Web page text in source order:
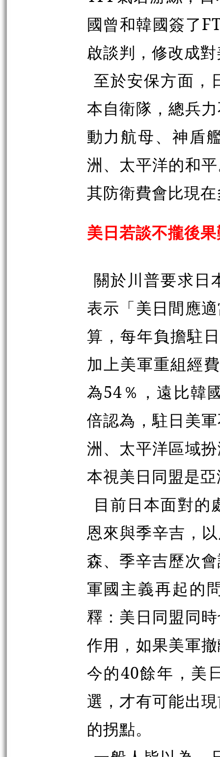
國曾和韓國簽了
啟談判，修改成
至於安保方面，
本自衛隊，總兵
動力航母、神盾
洲、太平洋的和
其防衛費會比現
美日若談不攏後
關於川普要求日
表示「美日間應
算，每年負擔駐
加上美軍重組經
為54％，遠比韓
倍認為，駐日美
洲、太平洋區域
本視美日同盟是
目前日本面對的
恩來與季辛吉，
森、季辛吉歷次
軍國主義再起的
釋：美日同盟同
作用，如果美軍
今的40餘年，美
選，才有可能出
的拐點。